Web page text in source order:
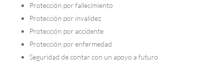
Protección por fallecimiento
Protección por invalidez
Protección por accidente
Protección por enfermedad
Seguridad de contar con un apoyo a futuro